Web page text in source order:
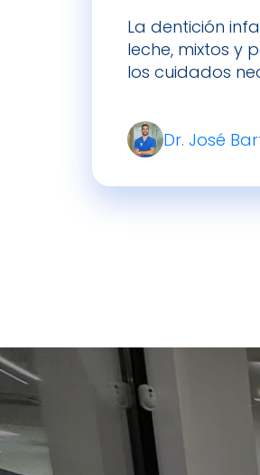
La dentición
leche, mixtos y
los cuidados
Dr. José